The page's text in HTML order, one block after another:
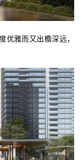
优雅而又出檐深远，